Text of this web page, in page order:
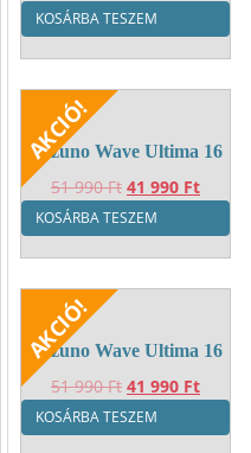
price
was:
990 Ft.
is:
990 Ft.
KOSÁRBA TESZEM
Mizuno Wave Ultima 16
51 990Ft Original
price
was:
990 Ft.
41 990 FtCurrent
is:
990 Ft.
KOSÁRBA TESZEM
Mizuno Wave Ultima 16
51 990Ft Original
price
was:
41 990 FtCurrent
is:
KOSÁRBA TESZEM